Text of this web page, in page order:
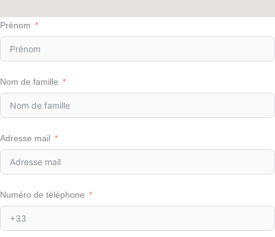
Prénom
Nom de famille
Adresse mail
Numéro de téléphone